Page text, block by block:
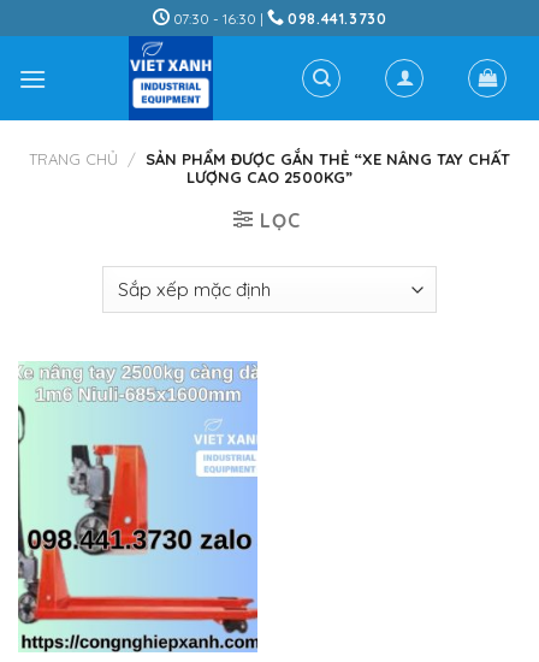
to
content
07:30 - 16:30 | 098.441.3730
TRANG CHỦ / SẢN PHẨM ĐƯỢC GẮN THẺ “XE NÂNG TAY CHẤT
LƯỢNG CAO 2500KG”
LỌC